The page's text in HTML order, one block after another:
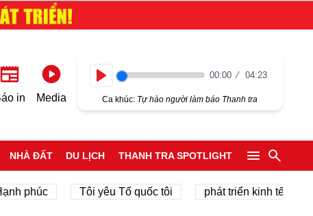
in Media
00:00 04:23
Ca khúc: Tự hào người làm báo Thanh tra
NHÀ ĐẤT DU LỊCH THANH TRA SPOTLIGHT
Tôi yêu Tổ quốc tôi phát triển kinh tế tư nhân